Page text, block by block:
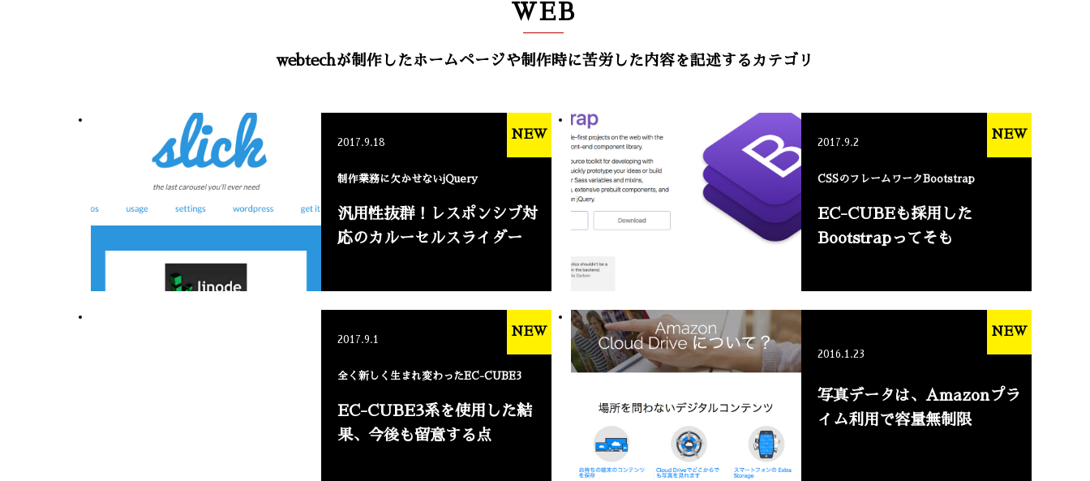
WEB
webtechが制作したホームページや制作時に苦労した内容を記述するカテゴリ
2017.9.18
制作業務に欠かせないjQuery
汎用性抜群！レスポンシブ対
応のカルーセルスライダー
NEW
2017.9.2
CSSのフレームワークBootstrap
EC-CUBEも採用した
Bootstrapってそも
NEW
2017.9.1
全く新しく生まれ変わったEC-CUBE3
EC-CUBE3系を使用した結
果、今後も留意する点
NEW
2016.1.23
写真データは、Amazonプラ
イム利用で容量無制限
NEW